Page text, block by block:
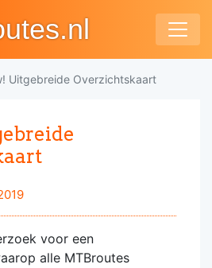
Uitgebreide Overzichtskaart
voor een
alle MTBroutes